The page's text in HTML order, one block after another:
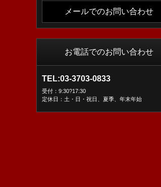
メールでのお問い合わせ
お電話でのお問い合わせ
TEL:03-3703-0833
受付：9:30?17:30
定休日：土・日・祝日、夏季、年末年始